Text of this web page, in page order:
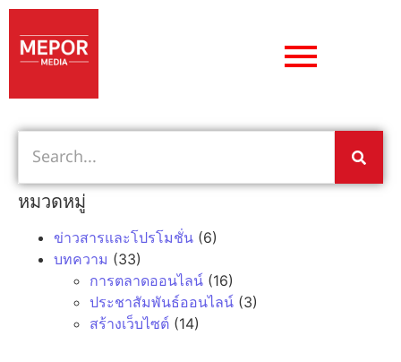
หมวดหมู่
ข่าวสารและโปรโมชั่น (6)
บทความ (33)
การตลาดออนไลน์ (16)
ประชาสัมพันธ์ออนไลน์ (3)
สร้างเว็บไซต์ (14)